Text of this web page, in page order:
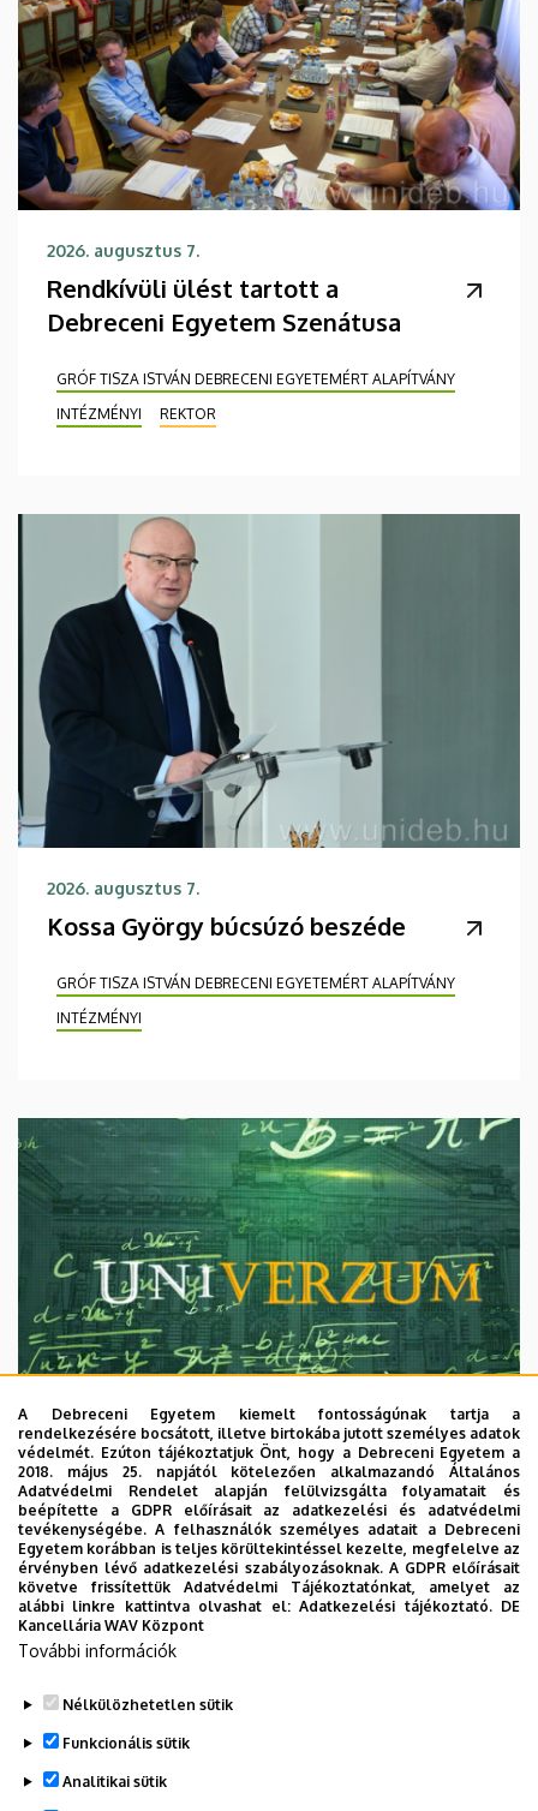
2026. augusztus 7.
Rendkívüli ülést tartott a
Debreceni Egyetem Szenátusa
GRÓF TISZA ISTVÁN DEBRECENI EGYETEMÉRT ALAPÍTVÁNY
INTÉZMÉNYI
REKTOR
2026. augusztus 7.
Kossa György búcsúzó beszéde
GRÓF TISZA ISTVÁN DEBRECENI EGYETEMÉRT ALAPÍTVÁNY
INTÉZMÉNYI
2026. augusztus 7.
Univerzum: A Debreceni Egyetem
titkos receptjei
KUTATÁS TUDOMÁNY
A Debreceni Egyetem kiemelt fontosságúnak tartja a
rendelkezésére bocsátott, illetve birtokába jutott személyes adatok
védelmét. Ezúton tájékoztatjuk Önt, hogy a Debreceni Egyetem a
2018. május 25. napjától kötelezően alkalmazandó Általános
Adatvédelmi Rendelet alapján felülvizsgálta folyamatait és
beépítette a GDPR előírásait az adatkezelési és adatvédelmi
tevékenységébe. A felhasználók személyes adatait a Debreceni
Egyetem korábban is teljes körültekintéssel kezelte, megfelelve az
érvényben lévő adatkezelési szabályozásoknak. A GDPR előírásait
követve frissítettük Adatvédelmi Tájékoztatónkat, amelyet az
alábbi linkre kattintva olvashat el:Adatkezelési tájékoztató. DE
Kancellária WAV Központ
További információk
Nélkülözhetetlen sütik
Funkcionális sütik
Analitikai sütik